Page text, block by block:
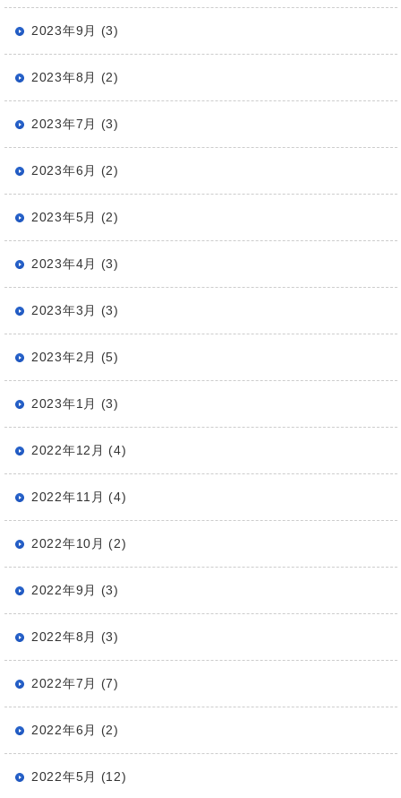
2023年9月 (3)
2023年8月 (2)
2023年7月 (3)
2023年6月 (2)
2023年5月 (2)
2023年4月 (3)
2023年3月 (3)
2023年2月 (5)
2023年1月 (3)
2022年12月 (4)
2022年11月 (4)
2022年10月 (2)
2022年9月 (3)
2022年8月 (3)
2022年7月 (7)
2022年6月 (2)
2022年5月 (12)